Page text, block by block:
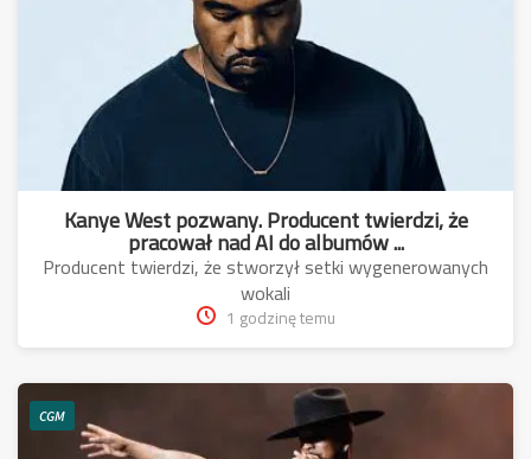
Kanye West pozwany. Producent twierdzi, że
pracował nad AI do albumów ...
Producent twierdzi, że stworzył setki wygenerowanych
wokali
1 godzinę temu
CGM